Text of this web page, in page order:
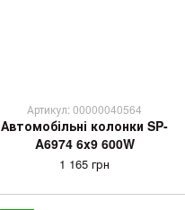
Артикул: 00000040564
Автомобільні колонки SP-
A6974 6x9 600W
1 165 грн